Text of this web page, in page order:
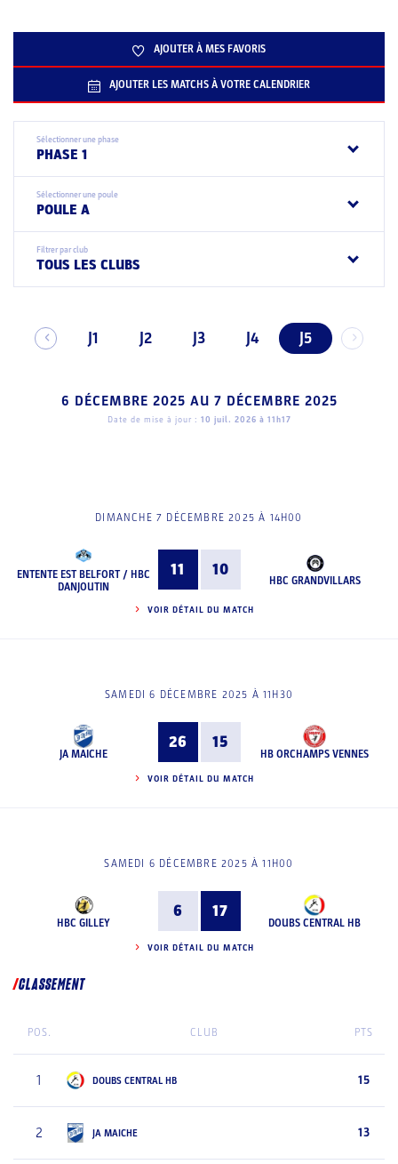
AJOUTER À MES FAVORIS
AJOUTER LES MATCHS À VOTRE CALENDRIER
Sélectionner une phase
PHASE 1
Sélectionner une poule
POULE A
Filtrer par club
TOUS LES CLUBS
J1 J2 J3 J4 J5
6 DÉCEMBRE 2025 AU 7 DÉCEMBRE 2025
Date de mise à jour : 10 juil. 2026 à 11h17
DIMANCHE 7 DÉCEMBRE 2025 À 14H00
ENTENTE EST BELFORT / HBC
DANJOUTIN
11 10
HBC GRANDVILLARS
VOIR DÉTAIL DU MATCH
SAMEDI 6 DÉCEMBRE 2025 À 11H30
JA MAICHE
26 15
HB ORCHAMPS VENNES
VOIR DÉTAIL DU MATCH
SAMEDI 6 DÉCEMBRE 2025 À 11H00
HBC GILLEY
6 17
DOUBS CENTRAL HB
VOIR DÉTAIL DU MATCH
CLASSEMENT
POS. CLUB PTS
1 DOUBS CENTRAL HB 15
2 JA MAICHE 13